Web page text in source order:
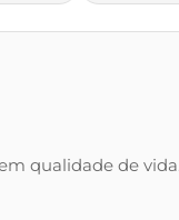
qualidade de